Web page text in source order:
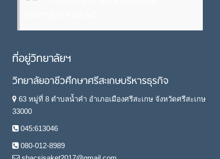
ที่อยู่วิทยาลัยฯ
วิทยาลัยอาชีวศึกษาศรีสะเกษบริหารธุรกิจ
63 หมู่ที่ 8 ตำบลน้ำคำ อำเภอเมืองศรีสะเกษ จังหวัดศรีสะเกษ
33000
045:613046
080-012-8989